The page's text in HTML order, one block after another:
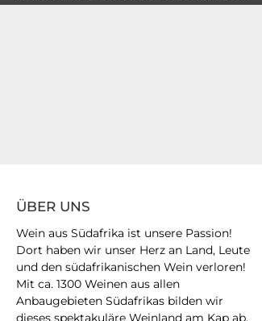
ÜBER UNS
Wein aus Südafrika ist unsere Passion!
Dort haben wir unser Herz an Land, Leute
und den südafrikanischen Wein verloren!
Mit ca. 1300 Weinen aus allen
Anbaugebieten Südafrikas bilden wir
dieses spektakuläre Weinland am Kap ab.